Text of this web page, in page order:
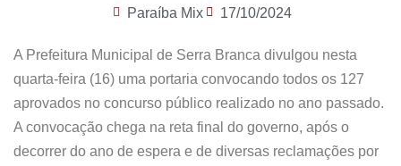
Paraíba Mix 17/10/2024
A Prefeitura Municipal de Serra Branca divulgou nesta
quarta-feira (16) uma portaria convocando todos os 127
aprovados no concurso público realizado no ano passado.
A convocação chega na reta final do governo, após o
decorrer do ano de espera e de diversas reclamações por